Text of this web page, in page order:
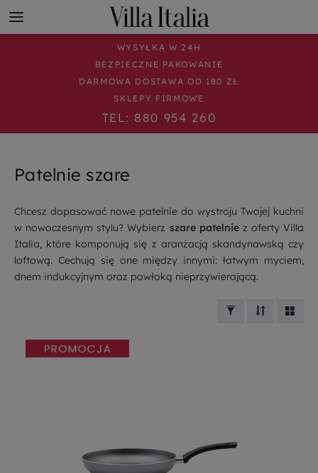
WYSYŁKA W 24H
BEZPIECZNE PAKOWANIE
DARMOWA DOSTAWA OD 180 ZŁ
SKLEPY FIRMOWE
TEL: 880 954 260
Patelnie szare
Chcesz dopasować nowe patelnie do wystroju Twojej kuchni
w nowoczesnym stylu? Wybierz szare patelniez oferty Villa
Italia, które komponują się z aranżacją skandynawską czy
loftową. Cechują się one między innymi: łatwym myciem,
dnem indukcyjnym oraz powłoką nieprzywierającą.